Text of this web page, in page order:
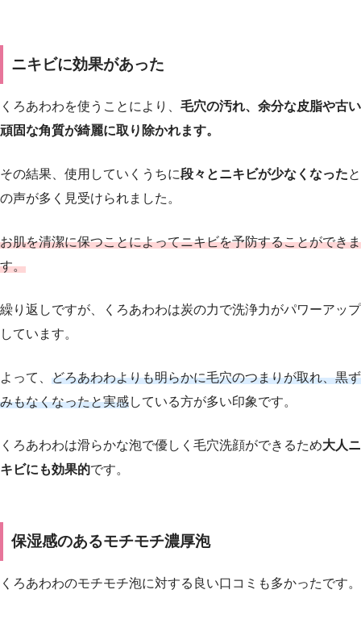
ニキビに効果があった
くろあわわを使うことにより、 毛穴の汚れ、余分な皮脂や古い
頑固な角質が綺麗に取り除かれます。
その結果、使用していくうちに段々とニキビが少なくなったと
の声が多く見受けられました。
お肌を清潔に保つことによってニキビを予防することができま
す。
繰り返しですが、くろあわわは炭の力で洗浄力がパワーアップ
しています。
よって、 どろあわわよりも明らかに毛穴のつまりが取れ、黒ず
みもなくなったと実感している方が多い印象です。
くろあわわは滑らかな泡で優しく毛穴洗顔ができるため大人ニ
キビにも効果的です。
保湿感のあるモチモチ濃厚泡
くろあわわのモチモチ泡に対する良い口コミも多かったです。